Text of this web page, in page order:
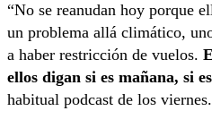
“No se reanudan hoy porque
un problema allá climático,
a haber restricción de vuelos.
ellos digan si es mañana, si
habitual podcast de los viernes.